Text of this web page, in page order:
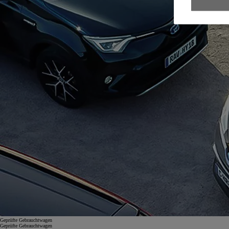
Geprüfte Gebrauchtwagen
Geprüfte Gebrauchtwagen